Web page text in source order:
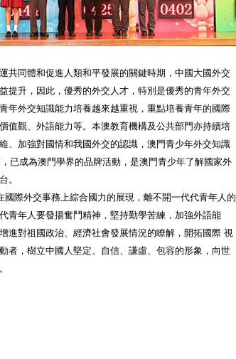
共同體和促進人類和平發展的關鍵時期，中國大國外交
提升，因此，優秀的外交人才，特別是優秀的青年外交
年外交知識能力培養越來越重視，重點培養青年的國際
值觀、外語能力等。本澳教育機構及公共部門亦持續培
、加強對國情和我國外交的認識，澳門青少年外交知識
已成為澳門學界的品牌活動，是澳門青少年了解國家外
。
國際外交事務上綜合國力的展現，離不開一代代青年人的
青年人要發揚奮鬥精神，堅持勤學苦練，加強外語能
進對祖國政治、經濟社會發展情況的瞭解，開拓國際 視
者，樹立中國人堅定、自信、謙虛、包容的形象，向世